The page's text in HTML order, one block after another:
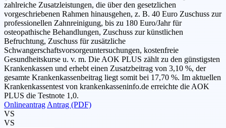
zahlreiche Zusatzleistungen, die über den gesetzlichen
vorgeschriebenen Rahmen hinausgehen, z. B. 40 Euro Zuschuss zur
professionellen Zahnreinigung, bis zu 180 Euro/Jahr für
osteopathische Behandlungen, Zuschuss zur künstlichen
Befruchtung, Zuschuss für zusätzliche
Schwangerschaftsvorsorgeuntersuchungen, kostenfreie
Gesundheitskurse u. v. m. Die AOK PLUS zählt zu den günstigsten
Krankenkassen und erhebt einen Zusatzbeitrag von 3,10 %, der
gesamte Krankenkassenbeitrag liegt somit bei 17,70 %. Im aktuellen
Krankenkassentest von krankenkasseninfo.de erreichte die AOK
PLUS die Testnote 1,0.
Onlineantrag Antrag (PDF)
VS
VS